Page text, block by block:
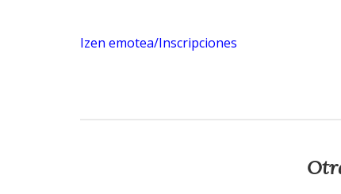
Izen emotea/Inscripciones